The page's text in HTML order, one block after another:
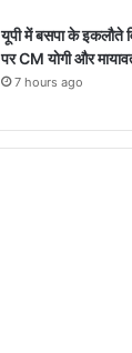
यूपी में बसपा के इकलौते
पर CM याेगी और
7 hours ago